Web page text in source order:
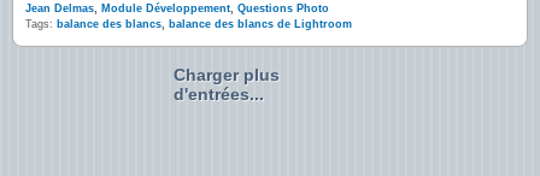
Jean Delmas, Module Développement, Questions Photo
Tags: balance des blancs, balance des blancs de Lightroom
Charger plus
d'entrées...